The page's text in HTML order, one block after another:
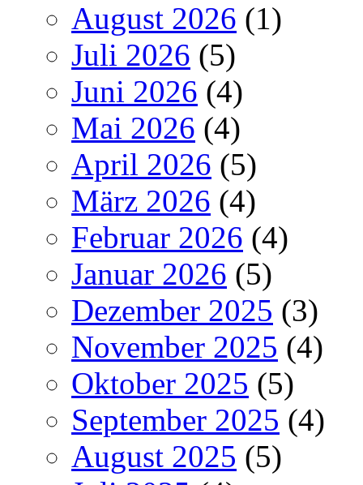
August 2026 (1)
Juli 2026 (5)
Juni 2026 (4)
Mai 2026 (4)
April 2026 (5)
März 2026 (4)
Februar 2026 (4)
Januar 2026 (5)
Dezember 2025 (3)
November 2025 (4)
Oktober 2025 (5)
September 2025 (4)
August 2025 (5)